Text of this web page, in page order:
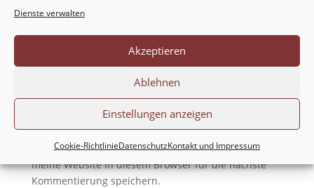
Dienste verwalten
Akzeptieren
Ablehnen
Einstellungen anzeigen
Cookie-RichtlinieDatenschutzKontakt und Impressum
Meinen Namen, meine E-Mail-Adresse und
meine Website in diesem Browser für die nächste
Kommentierung speichern.